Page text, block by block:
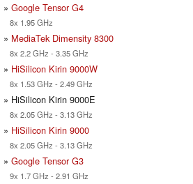
» Google Tensor G4
8x 1.95 GHz
» MediaTek Dimensity 8300
8x 2.2 GHz - 3.35 GHz
» HiSilicon Kirin 9000W
8x 1.53 GHz - 2.49 GHz
» HiSilicon Kirin 9000E
8x 2.05 GHz - 3.13 GHz
» HiSilicon Kirin 9000
8x 2.05 GHz - 3.13 GHz
» Google Tensor G3
9x 1.7 GHz - 2.91 GHz